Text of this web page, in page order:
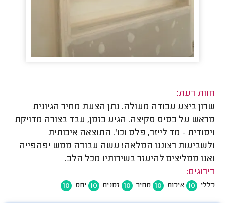
חוות דעת:
שרון ביצע עבודה מעולה. נתן הצעת מחיר הגיונית
מראש על בסיס סקיצה. הגיע בזמן, עבד בצורה מדויקת
ויסודית - מד לייזר, פלס וכו'. התוצאה איכותית
ולשביעות רצוננו המלאה! עשה עבודה ממש יפהפייה
ואנו ממליצים להיעזר בשירותיו מכל הלב.
דירוגים:
כללי 10 איכות 10 מחיר 10 זמנים 10 יחס 10